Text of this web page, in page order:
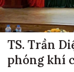
TS. Trần
phóng khí